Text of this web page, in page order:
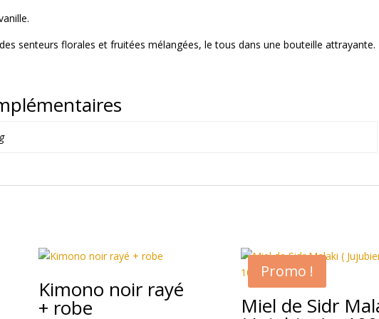
senteurs florales et fruitées mélangées, le tous dans une bouteille attrayante.
Kimono noir rayé
+ robe
Promo !
Miel de Sidr